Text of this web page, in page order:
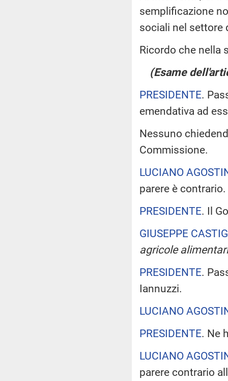
semplificazione
sociali nel settore
Ricordo che nella
(Esame
PRESIDENTE.
emendativa ad
Nessuno
Commissione.
LUCIANO
parere è contrario.
PRESIDENTE. Il
GIUSEPPE
agricole
PRESIDENTE.
Iannuzzi.
LUCIANO
PRESIDENTE. Ne
LUCIANO
parere contrario